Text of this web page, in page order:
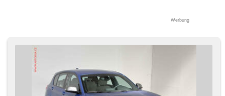
Werbung